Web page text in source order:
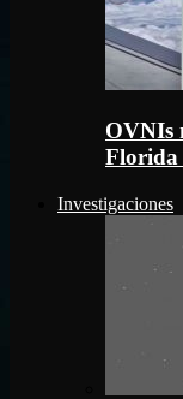
OVNIs
Florida
Investigaciones